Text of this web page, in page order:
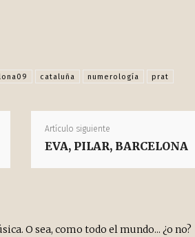
cataluña numerología prat
Artículo siguiente
EVA, PILAR, BARCELONA
O sea, como todo el mundo... ¿o no?